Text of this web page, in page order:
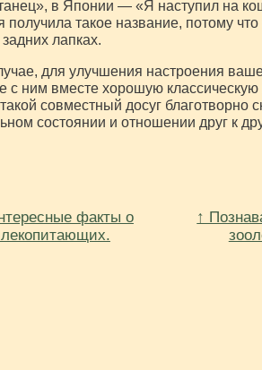
в Японии — «Я наступил на
получила такое название, потому
лапках.
для улучшения настроения
с ним вместе хорошую
совместный досуг благотворно
состоянии и отношении друг к
факты о
↑